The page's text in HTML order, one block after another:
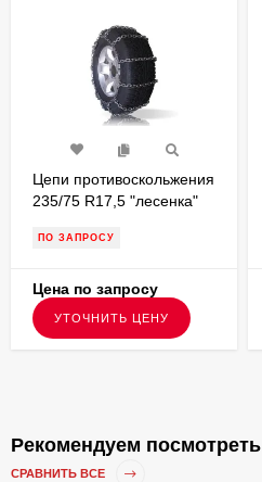
Цепи противоскольжения
235/75 R17,5 "лесенка"
G175235L68
ПО ЗАПРОСУ
Цена по запросу
УТОЧНИТЬ ЦЕНУ
Рекомендуем посмотреть
СРАВНИТЬ ВСЕ